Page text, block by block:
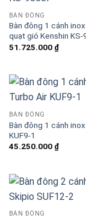
Blog kiến thức
Liên hệ
BÀN ĐÔNG
Bàn đông 1 cánh
quạt gió Kenshin KS-
51.725.000 ₫
BÀN ĐÔNG
Bàn đông 1 cánh
KUF9-1
45.250.000 ₫
BÀN ĐÔNG